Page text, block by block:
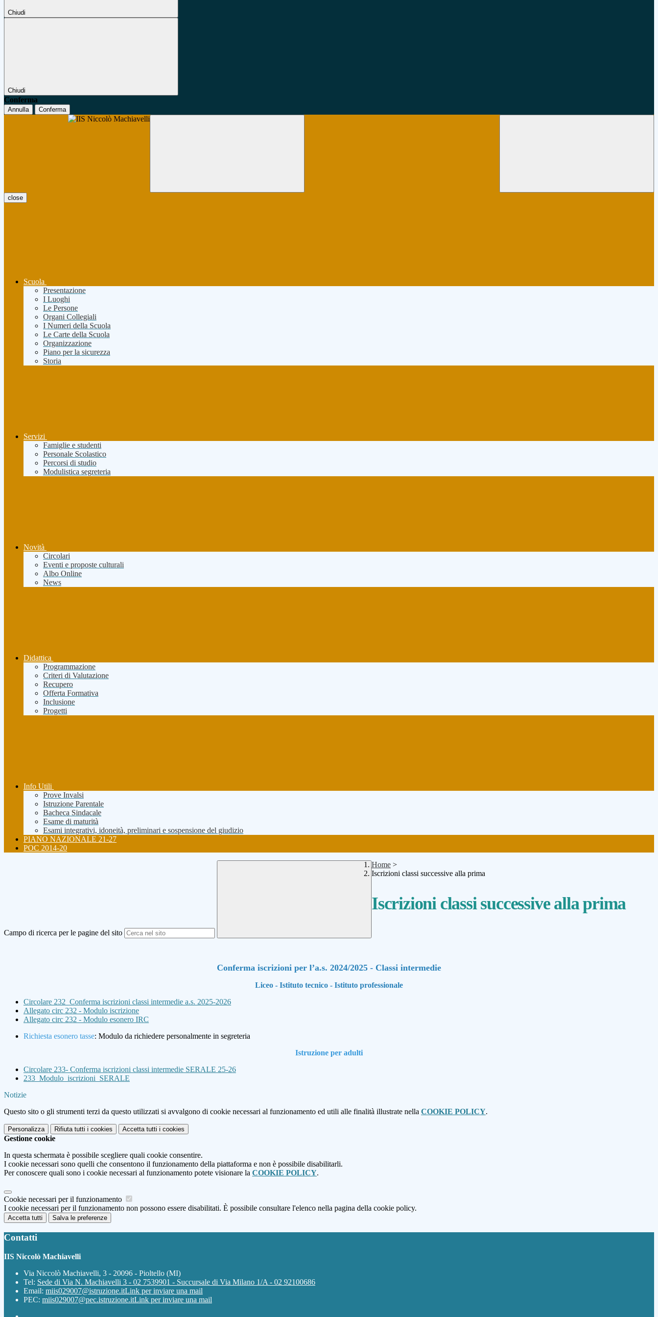
Chiudi
Chiudi
Conferma
Annulla Conferma
close
Scuola
Presentazione
I Luoghi
Le Persone
Organi Collegiali
I Numeri della Scuola
Le Carte della Scuola
Organizzazione
Piano per la sicurezza
Storia
Servizi
Famiglie e studenti
Personale Scolastico
Percorsi di studio
Modulistica segreteria
Novità
Circolari
Eventi e proposte culturali
Albo Online
News
Didattica
Programmazione
Criteri di Valutazione
Recupero
Offerta Formativa
Inclusione
Progetti
Info Utili
Prove Invalsi
Istruzione Parentale
Bacheca Sindacale
Esame di maturità
Esami integrativi, idoneità, preliminari e sospensione del giudizio
PIANO NAZIONALE 21-27
POC 2014-20
Campo di ricerca per le pagine del sito
Home >
Iscrizioni classi successive alla prima
Iscrizioni classi successive alla prima
Conferma iscrizioni per l’a.s. 2024/2025 - Classi intermedie
Liceo - Istituto tecnico - Istituto professionale
Circolare 232_Conferma iscrizioni classi intermedie a.s. 2025-2026
Allegato circ 232 - Modulo iscrizione
Allegato circ 232 - Modulo esonero IRC
Richiesta esonero tasse: Modulo da richiedere personalmente in segreteria
Istruzione per adulti
Circolare 233- Conferma iscrizioni classi intermedie SERALE 25-26
233_Modulo_iscrizioni_SERALE
Notizie
Questo sito o gli strumenti terzi da questo utilizzati si avvalgono di cookie necessari al funzionamento ed utili alle finalità illustrate nella COOKIE POLICY.
Personalizza Rifiuta tutti i cookies Accetta tutti i cookies
Gestione cookie
In questa schermata è possibile scegliere quali cookie consentire.
I cookie necessari sono quelli che consentono il funzionamento della piattaforma e non è possibile disabilitarli.
Per conoscere quali sono i cookie necessari al funzionamento potete visionare la COOKIE POLICY.
Cookie necessari per il funzionamento
I cookie necessari per il funzionamento non possono essere disabilitati. È possibile consultare l'elenco nella pagina della cookie policy.
Accetta tutti Salva le preferenze
Contatti
IIS Niccolò Machiavelli
Via Niccolò Machiavelli, 3 - 20096 - Pioltello (MI)
Tel: Sede di Via N. Machiavelli 3 - 02 7539901 - Succursale di Via Milano 1/A - 02 92100686
Email: miis029007@istruzione.itLink per inviare una mail
PEC: miis029007@pec.istruzione.itLink per inviare una mail